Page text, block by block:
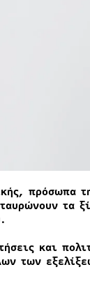
πρόσωπα
τα
και
των